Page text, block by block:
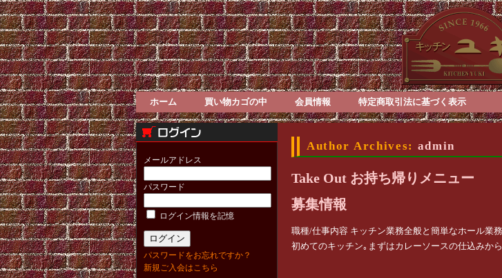
ホーム 買い物カゴの中 会員情報 特定商取引法に基づく表示
メールアドレス
パスワード
ログイン情報を記憶
パスワードをお忘れですか？
新規ご入会はこちら
Author Archives: admin
Take Out お持ち帰りメニュー
募集情報
職種/仕事内容 キッチン業務全般と簡単なホール業
初めてのキッチン｡まずはカレーソースの仕込みか